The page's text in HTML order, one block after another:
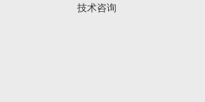
技术咨询